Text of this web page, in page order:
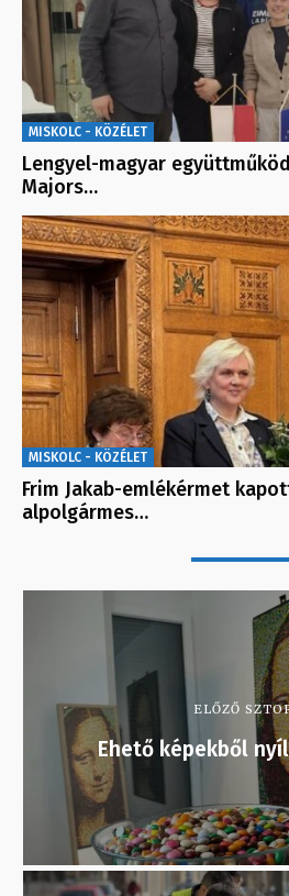
MISKOLC - KÖZÉLET
Lengyel-magyar
Majors…
MISKOLC - KÖZÉLET
Frim Jakab-emlékérmet
alpolgármes…
ELŐZŐ
Ehető képekből